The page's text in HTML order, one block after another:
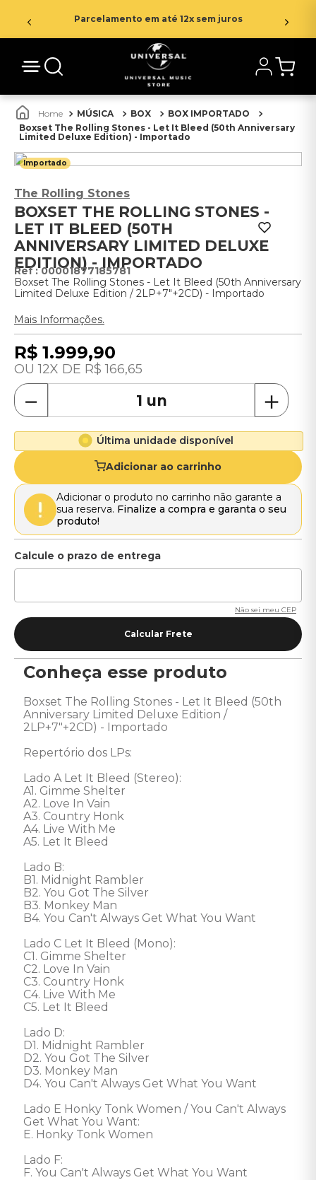
Parcelamento em até 12x sem juros
MÚSICA BOX
BOX IMPORTADO
Boxset The Rolling Stones - Let It Bleed (50th Anniversary
Limited Deluxe Edition) - Importado
Importado
The Rolling Stones
BOXSET THE ROLLING STONES -
LET IT BLEED (50TH
ANNIVERSARY LIMITED DELUXE
EDITION) - IMPORTADO
:00001877185781
Boxset The Rolling Stones - Let It Bleed (50th Anniversary
Limited Deluxe Edition / 2LP+7"+2CD) - Importado
Mais Informações.
R$ 1.999,90
12 R$ 166,65
＋
－
Última unidade disponível
Adicionar ao carrinho
Adicionar o produto no carrinho não garante a
sua reserva. Finalize a compra e garanta o seu
produto!
Não sei meu CEP
Conheça esse produto
Boxset The Rolling Stones - Let It Bleed (50th
Anniversary Limited Deluxe Edition /
2LP+7"+2CD) - Importado
Repertório dos LPs:
Lado A Let It Bleed (Stereo):
A1. Gimme Shelter
A2. Love In Vain
A3. Country Honk
A4. Live With Me
A5. Let It Bleed
Lado B:
B1. Midnight Rambler
B2. You Got The Silver
B3. Monkey Man
B4. You Can't Always Get What You Want
Lado C Let It Bleed (Mono):
C1. Gimme Shelter
C2. Love In Vain
C3. Country Honk
C4. Live With Me
C5. Let It Bleed
Lado D:
D1. Midnight Rambler
D2. You Got The Silver
D3. Monkey Man
D4. You Can't Always Get What You Want
Lado E Honky Tonk Women / You Can't Always
Get What You Want:
E. Honky Tonk Women
Lado F:
F. You Can't Always Get What You Want